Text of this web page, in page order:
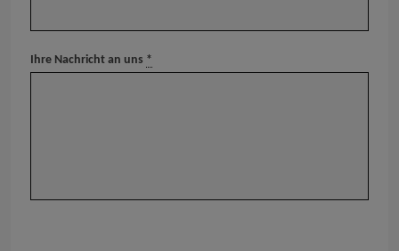
Ihre Nachricht an uns *